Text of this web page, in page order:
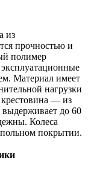
из
прочностью и
полимер
Материал имеет
нагрузки
крестовина — из
выдерживает до 60
Колеса
покрытии.